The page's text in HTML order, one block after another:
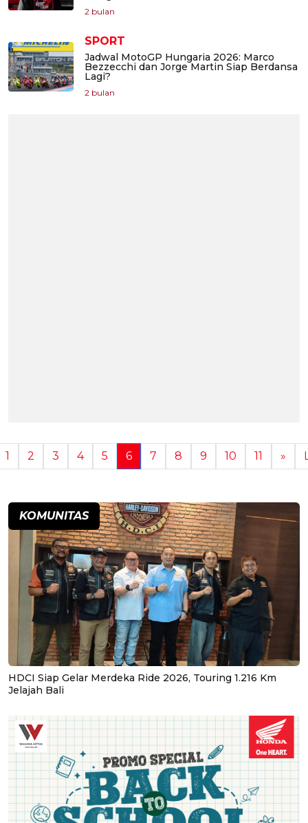
2 bulan
SPORT
Jadwal MotoGP Hungaria 2026: Marco
Bezzecchi dan Jorge Martin Siap Berdansa
Lagi?
2 bulan
1 2 3 4 5 6 7 8 9 10 11 »
KOMUNITAS
HDCI Siap Gelar Merdeka Ride 2026, Touring 1.216 Km
Jelajah Bali